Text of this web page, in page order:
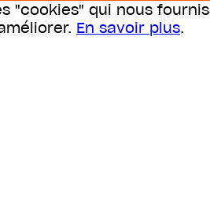
"cookies" qui nous
En savoir plus.